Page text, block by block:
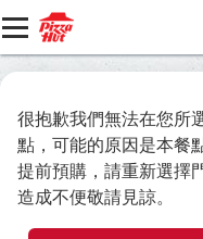
很抱歉我們無法在您所
點，可能的原因是本餐
提前預購，請重新選擇
造成不便敬請見諒。